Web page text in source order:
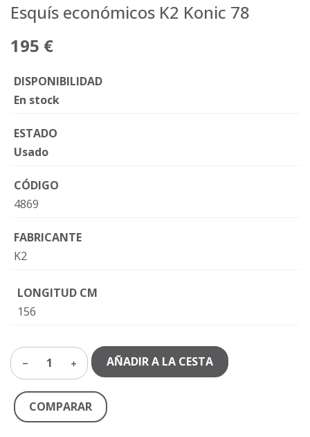
Esquís económicos K2 Konic 78
195 €
DISPONIBILIDAD
En stock
ESTADO
Usado
CÓDIGO
4869
FABRICANTE
K2
LONGITUD CM
156
1 AÑADIR A LA CESTA
COMPARAR